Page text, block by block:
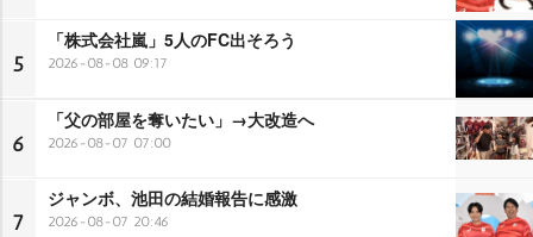
5
「株式会社嵐」5人のFC出そろう
2026-08-08 09:17
6
「父の部屋を奪いたい」→大改造へ
2026-08-07 07:00
7
ジャンボ、池田の結婚報告に感激
2026-08-07 20:46